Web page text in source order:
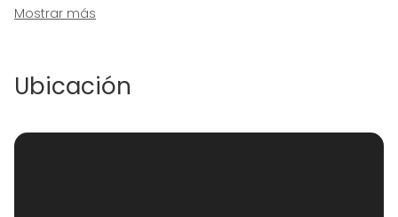
team building, especialmente en el exterior, al
Mostrar más
Ubicación